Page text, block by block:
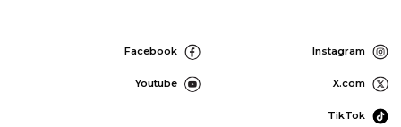
Instagram
Facebook
X.com
Youtube
TikTok